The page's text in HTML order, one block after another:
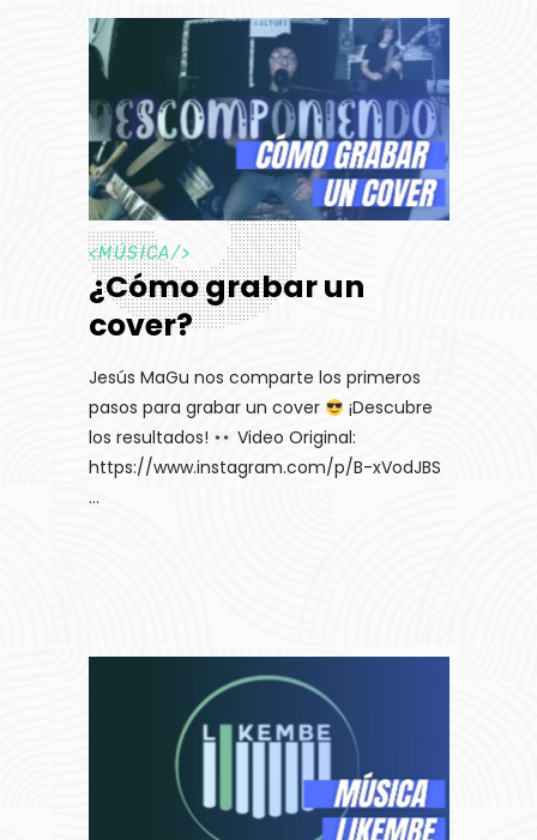
<MÚSICA/>
¿Cómo grabar un
cover?
Jesús MaGu nos comparte los primeros
pasos para grabar un cover
¡Descubre
los resultados!
Video Original:
https://www.instagram.com/p/B-xVodJBS